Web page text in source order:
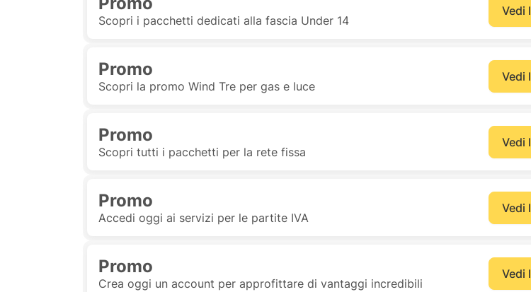
Scopri i pacchetti dedicati alla fascia Under 14
Vedi
Promo
Scopri la promo Wind Tre per gas e luce
Vedi
Promo
Scopri tutti i pacchetti per la rete fissa
Vedi
Promo
Accedi oggi ai servizi per le partite IVA
Vedi
Promo
Crea oggi un account per approfittare di vantaggi incredibili
Vedi